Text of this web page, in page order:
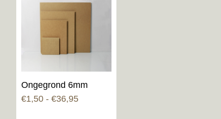
Ongegrond 6mm
€1,50 - €36,95Prijsklasse: